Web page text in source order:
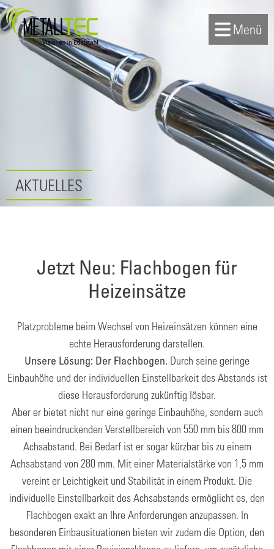
Menü
AKTUELLES
Jetzt Neu: Flachbogen für
Heizeinsätze
Platzprobleme beim Wechsel von Heizeinsätzen können eine
echte Herausforderung darstellen.
Unsere Lösung: Der Flachbogen. Durch seine geringe
Einbauhöhe und der individuellen Einstellbarkeit des Abstands ist
diese Herausforderung zukünftig lösbar.
Aber er bietet nicht nur eine geringe Einbauhöhe, sondern auch
einen beeindruckenden Verstellbereich von 550 mm bis 800 mm
Achsabstand. Bei Bedarf ist er sogar kürzbar bis zu einem
Achsabstand von 280 mm. Mit einer Materialstärke von 1,5 mm
vereint er Leichtigkeit und Stabilität in einem Produkt. Die
individuelle Einstellbarkeit des Achsabstands ermöglicht es, den
Flachbogen exakt an Ihre Anforderungen anzupassen. In
besonderen Einbausituationen bieten wir zudem die Option, den